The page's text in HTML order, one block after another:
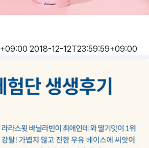
2018-12-12T23:59:59+09:00